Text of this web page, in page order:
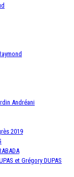
Andréani
2019
et Grégory DUPAS